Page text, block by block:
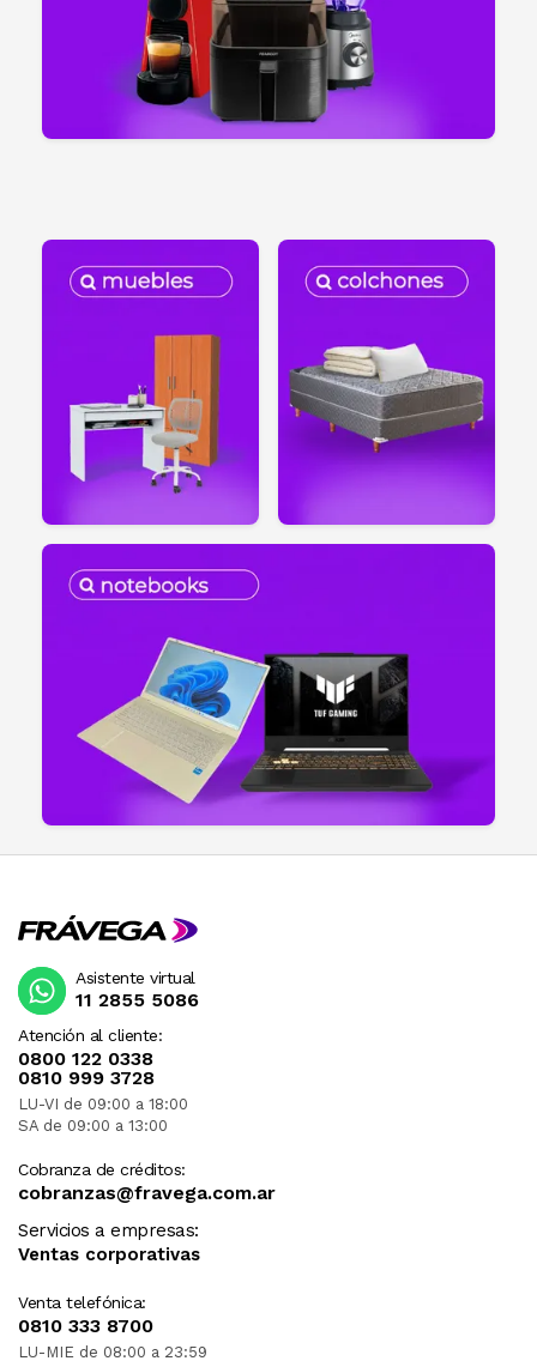
Atención al cliente:
0800 122 0338
0810 999 3728
LU-VI de 09:00 a 18:00
SA de 09:00 a 13:00
Cobranza de créditos:
cobranzas@fravega.com.ar
Servicios a empresas:
Ventas corporativas
Venta telefónica:
0810 333 8700
LU-MIE de 08:00 a 23:59
Asistente virtual
11 2855 5086